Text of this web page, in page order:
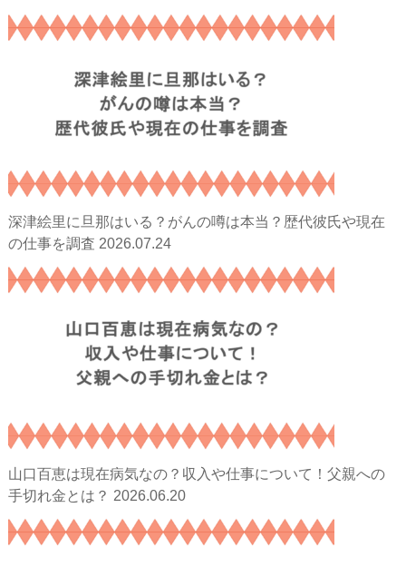
深津絵里に旦那はいる？がんの噂は本当？歴代彼氏や現在
の仕事を調査 2026.07.24
山口百恵は現在病気なの？収入や仕事について！父親への
手切れ金とは？ 2026.06.20